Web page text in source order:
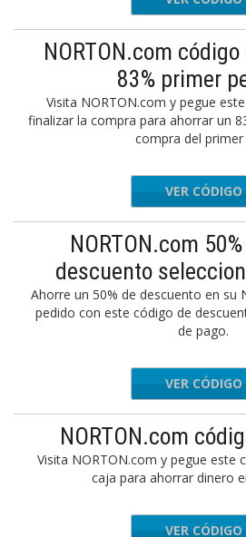
NORTON.com
83% primer
Visita NORTON.com y pegue
finalizar la compra para ahorrar un
compra del primer
VER CÓDIGO
NORTON.com
descuento
Ahorre un 50% de descuento en su
pedido con este código de
de pago.
VER CÓDIGO
NORTON.com
Visita NORTON.com y pegue este
caja para ahorrar dinero
VER CÓDIGO